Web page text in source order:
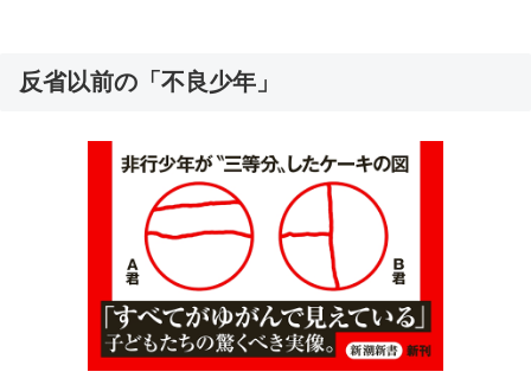
反省以前の「不良少年」